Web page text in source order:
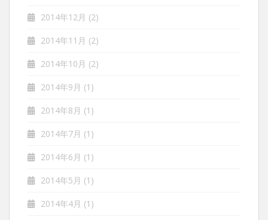
2014年12月 (2)
2014年11月 (2)
2014年10月 (2)
2014年9月 (1)
2014年8月 (1)
2014年7月 (1)
2014年6月 (1)
2014年5月 (1)
2014年4月 (1)